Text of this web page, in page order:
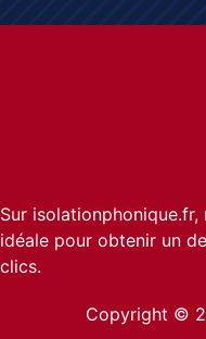
Sur
idéale pour obtenir un
clics.
Copyright ©